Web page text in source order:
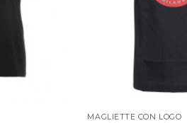
MAGLIETTE CON LOGO